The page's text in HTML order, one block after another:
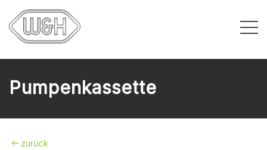
Pumpenkassette
zurück